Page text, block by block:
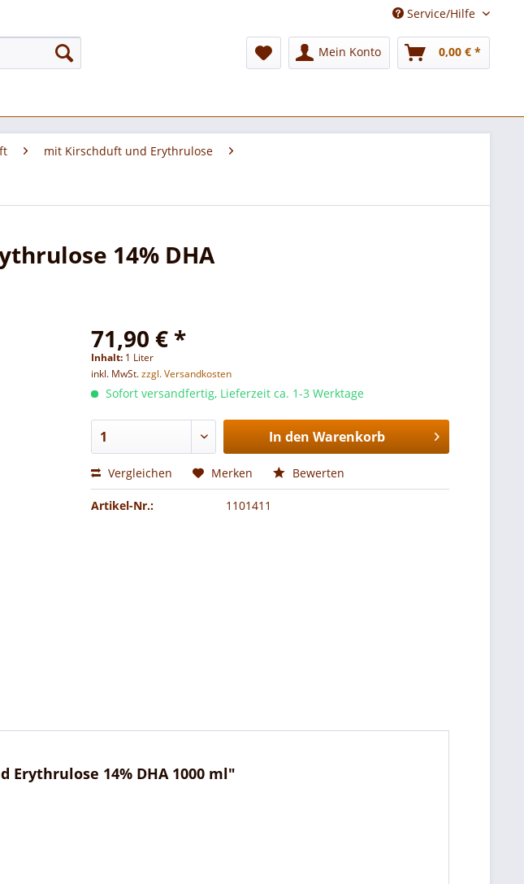
Service/Hilfe
Mein Konto 0,00 € *
mit Kirschduft und Erythrulose
14% DHA
71,90 € *
Inhalt: 1 Liter
inkl. MwSt.zzgl. Versandkosten
Sofort versandfertig, Lieferzeit ca. 1-3 Werktage
In den Warenkorb
Vergleichen Merken Bewerten
Artikel-Nr.: 1101411
14% DHA 1000 ml"